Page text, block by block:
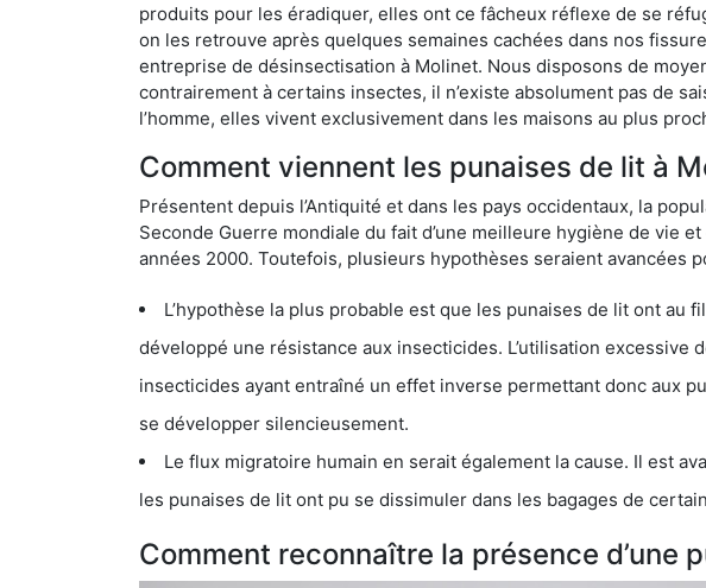
produits pour les éradiquer, elles ont ce fâcheux réflexe de se
on les retrouve après quelques semaines cachées dans nos
entreprise de désinsectisation à Molinet. Nous disposons de
contrairement à certains insectes, il n’existe absolument pas de
l’homme, elles vivent exclusivement dans les maisons au plus
Comment viennent les punaises de lit à
Présentent depuis l’Antiquité et dans les pays occidentaux, la
Seconde Guerre mondiale du fait d’une meilleure hygiène de vie
années 2000. Toutefois, plusieurs hypothèses seraient avancées
L’hypothèse la plus probable est que les punaises de lit ont au fil du temps
développé une résistance aux insecticides. L’utilisation excessive des
insecticides ayant entraîné un effet inverse permettant donc aux punaises de
se développer silencieusement.
Le flux migratoire humain en serait également la cause. Il est avancé que
les punaises de lit ont pu se dissimuler dans les bagages de certains
Comment reconnaître la présence d’une